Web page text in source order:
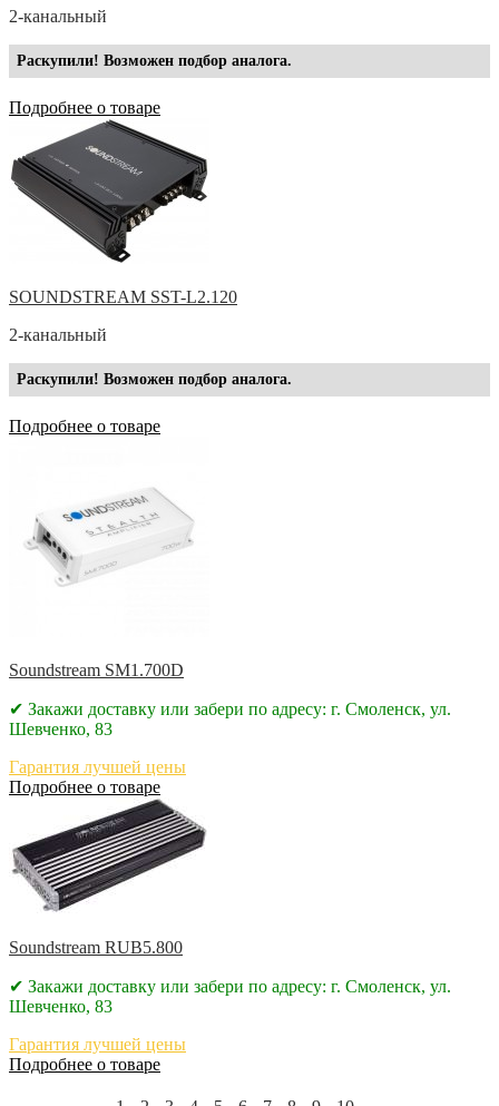
2-канальный
Раскупили! Возможен подбор аналога.
Подробнее о товаре
SOUNDSTREAM SST-L2.120
2-канальный
Раскупили! Возможен подбор аналога.
Подробнее о товаре
Soundstream SM1.700D
✔ Закажи доставку или забери по адресу: г. Смоленск, ул.
Шевченко, 83
Гарантия лучшей цены
Подробнее о товаре
Soundstream RUB5.800
✔ Закажи доставку или забери по адресу: г. Смоленск, ул.
Шевченко, 83
Гарантия лучшей цены
Подробнее о товаре